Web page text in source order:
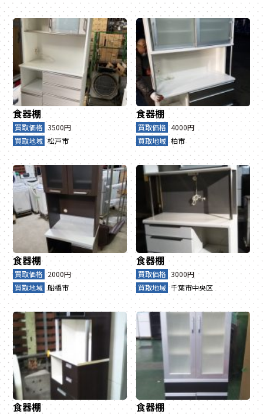
食器棚
買取価格 3500円
買取地域 松戸市
食器棚
買取価格 4000円
買取地域 柏市
食器棚
買取価格 2000円
買取地域 船橋市
食器棚
買取価格 3000円
買取地域 千葉市中央区
食器棚 食器棚